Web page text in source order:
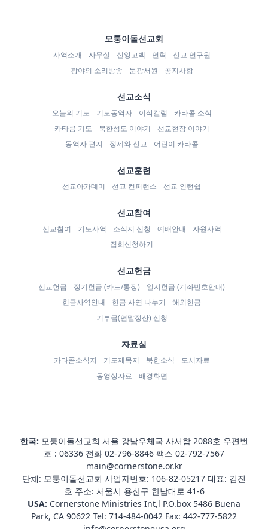
모퉁이돌선교회
사역소개 사무실 신앙고백 연혁
선교 연구원
광야의 소리방송
문광서원 공지사항
선교소식
오늘의 기도 기도동역자 이삭칼럼
카타콤 소식
카타콤 기도
북한성도 이야기
선교현장 이야기
동역자 편지
정세와 선교 어린이 카타콤
선교훈련
선교아카데미 선교 컨퍼런스 선교 인턴쉽
선교참여
선교참여 기도사역 소식지 신청 예배안내
자원사역
집회신청하기
선교헌금
선교헌금 정기헌금 (카드/통장)
일시헌금 (계좌번호안내)
헌금사역안내
헌금 사연 나누기
해외헌금
기부금(연말정산) 신청
자료실
카타콤소식지 기도제목지 북한소식
도서자료
동영상자료
배경화면
한국: 모퉁이돌선교회 서울 강남우체국 사서함 2088호 우편번
호 : 06336 전화 02-796-8846 팩스 02-792-7567
main@cornerstone.or.kr
단체: 모퉁이돌선교회 사업자번호: 106-82-05217 대표: 김진
호 주소: 서울시 용산구 한남대로 41-6
USA: Cornerstone Ministries Int,l P.O.box 5486 Buena
Park, CA 90622 Tel: 714-484-0042 Fax: 442-777-5822